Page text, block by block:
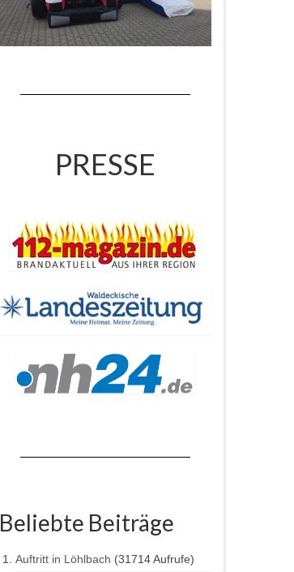
PRESSE
Beliebte Beiträge
Auftritt in Löhlbach (31714 Aufrufe)